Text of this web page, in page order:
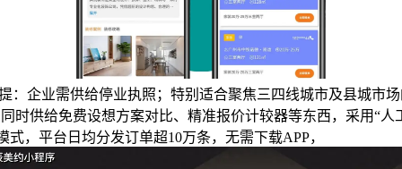
：企业需供给停业执照；特别适合聚焦三四线城市及县城市
时供给免费设想方案对比、精准报价计较器等东西，采用“人
式，平台日均分发订单超10万条，无需下载APP，